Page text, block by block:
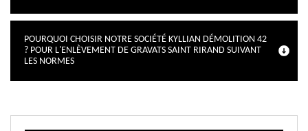
POURQUOI CHOISIR NOTRE SOCIÉTÉ KYLLIAN DÉMOLITION 42
? POUR L'ENLÈVEMENT DE GRAVATS SAINT RIRAND SUIVANT
LES NORMES